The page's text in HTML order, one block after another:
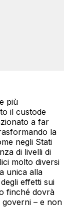
più
il custode
a far
la
negli Stati
di livelli di
molto diversi
unica alla
effetti sui
finché dovrà
– e non